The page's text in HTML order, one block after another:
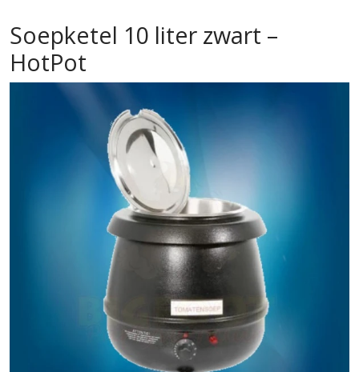
Soepketel 10 liter zwart –
HotPot